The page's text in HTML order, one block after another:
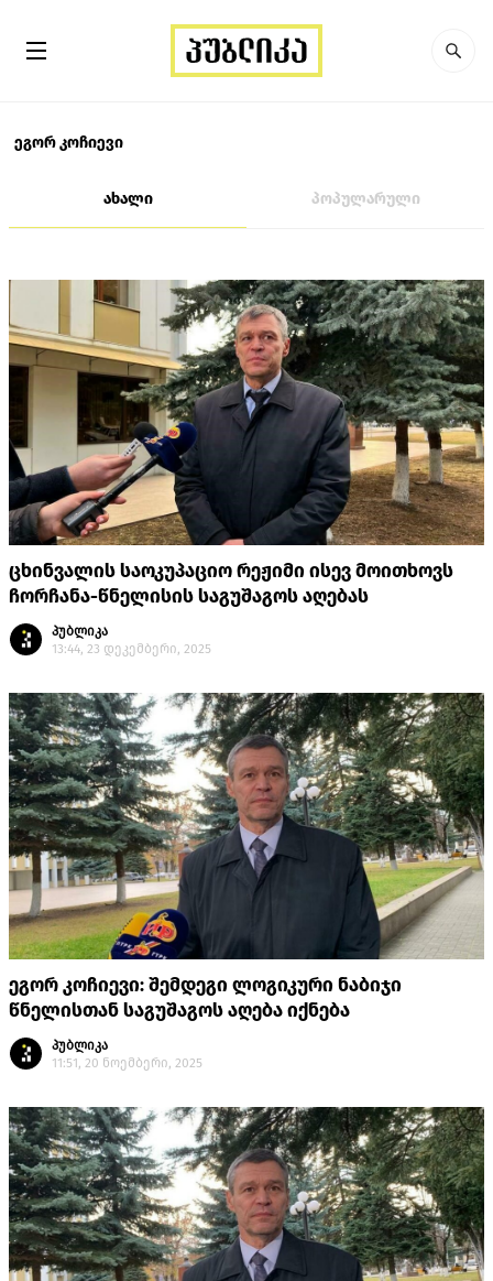
ეგორ კოჩიევი
ახალი პოპულარული
ცხინვალის საოკუპაციო რეჟიმი ისევ მოითხოვს
ჩორჩანა-წნელისის საგუშაგოს აღებას
პუბლიკა
13:44, 23 დეკემბერი, 2025
ეგორ კოჩიევი: შემდეგი ლოგიკური ნაბიჯი
წნელისთან საგუშაგოს აღება იქნება
პუბლიკა
11:51, 20 ნოემბერი, 2025